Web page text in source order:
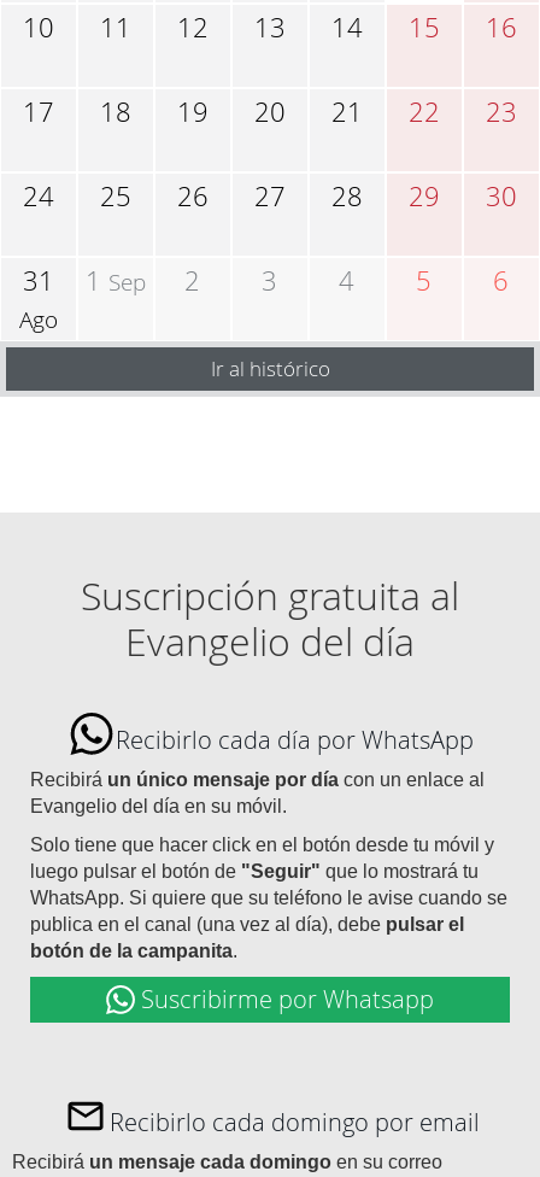
10 11 12 13 14 15 16
17 18 19 20 21 22 23
24 25 26 27 28 29 30
31
Ago
1 Sep 2 3 4 5 6
Ir al histórico
Suscripción gratuita al
Evangelio del día
Recibirlo cada día por WhatsApp
Recibirá un único mensaje por día con un enlace al
Evangelio del día en su móvil.
Solo tiene que hacer click en el botón desde tu móvil y
luego pulsar el botón de "Seguir" que lo mostrará tu
WhatsApp. Si quiere que su teléfono le avise cuando se
publica en el canal (una vez al día), debe pulsar el
botón de la campanita.
Suscribirme por Whatsapp
Recibirlo cada domingo por email
Recibirá un mensaje cada domingo en su correo